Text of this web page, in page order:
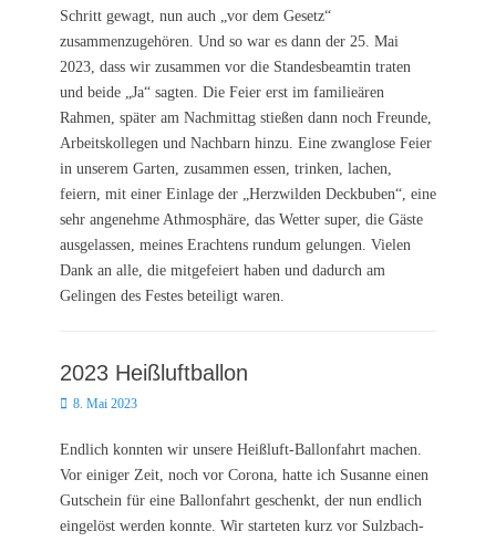
Schritt gewagt, nun auch „vor dem Gesetz“
zusammenzugehören. Und so war es dann der 25. Mai
2023, dass wir zusammen vor die Standesbeamtin traten
und beide „Ja“ sagten. Die Feier erst im familieären
Rahmen, später am Nachmittag stießen dann noch Freunde,
Arbeitskollegen und Nachbarn hinzu. Eine zwanglose Feier
in unserem Garten, zusammen essen, trinken, lachen,
feiern, mit einer Einlage der „Herzwilden Deckbuben“, eine
sehr angenehme Athmosphäre, das Wetter super, die Gäste
ausgelassen, meines Erachtens rundum gelungen. Vielen
Dank an alle, die mitgefeiert haben und dadurch am
Gelingen des Festes beteiligt waren.
2023 Heißluftballon
Posted
8. Mai 2023
Endlich konnten wir unsere Heißluft-Ballonfahrt machen.
Vor einiger Zeit, noch vor Corona, hatte ich Susanne einen
Gutschein für eine Ballonfahrt geschenkt, der nun endlich
eingelöst werden konnte. Wir starteten kurz vor Sulzbach-